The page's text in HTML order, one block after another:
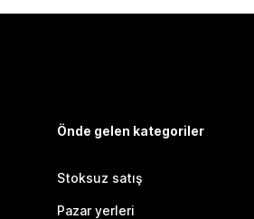
Önde gelen kategoriler
Stoksuz satış
Pazar yerleri